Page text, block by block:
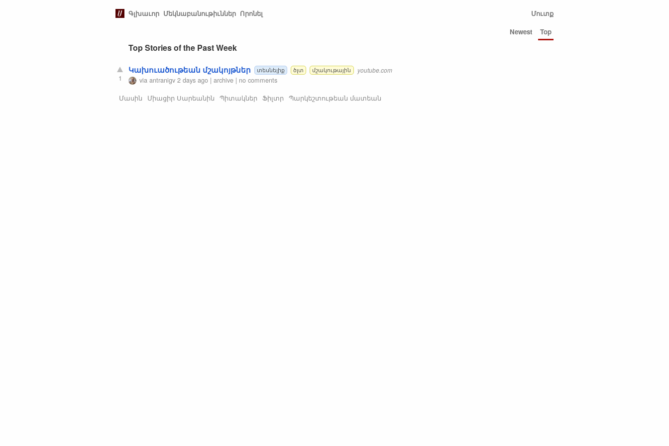
Գլխաւոր Մեկնաբանութիւններ Որոնել
Մուտք
Newest
Top
Top Stories of the Past Week
1
Կախուածութեան մշակոյթներ տեսնելիք ծլտ մշակութային youtube.com
via antranigv 2 days ago | archive | no comments
Մասին
Միացիր Սարեանին Պիտակներ Ֆիլտր Պարկեշտութեան մատեան